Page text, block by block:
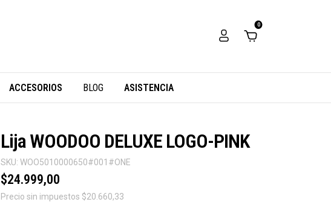
0
ACCESORIOS BLOG ASISTENCIA
Lija WOODOO DELUXE LOGO-PINK
SKU: WOO5010000650#001#ONE
$24.999,00
Precio sin impuestos $20.660,33